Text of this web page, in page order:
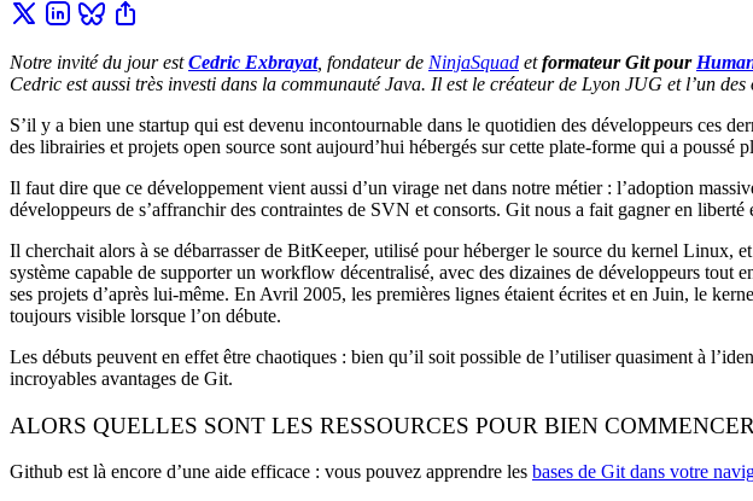
Notre invité du jour estCedric Exbrayat, fondateur de NinjaSquad etformateur Git pour
Cedric est aussi très investi dans la communauté Java. Il est le créateur de Lyon JUG et l’un
S’il y a bien une startup qui est devenu incontournable dans le quotidien des développeurs ces
des librairies et projets open source sont aujourd’hui hébergés sur cette plate-forme qui a
Il faut dire que ce développement vient aussi d’un virage net dans notre métier : l’adoption
développeurs de s’affranchir des contraintes de SVN et consorts. Git nous a fait gagner en
Il cherchait alors à se débarrasser de BitKeeper, utilisé pour héberger le source du kernel Linux,
système capable de supporter un workflow décentralisé, avec des dizaines de développeurs tout
ses projets d’après lui-même. En Avril 2005, les premières lignes étaient écrites et en Juin, le
toujours visible lorsque l’on débute.
Les débuts peuvent en effet être chaotiques : bien qu’il soit possible de l’utiliser quasiment à
incroyables avantages de Git.
ALORS QUELLES SONT LES RESSOURCES POUR BIEN
Github est là encore d’une aide efficace : vous pouvez apprendre les bases de Git dans votre